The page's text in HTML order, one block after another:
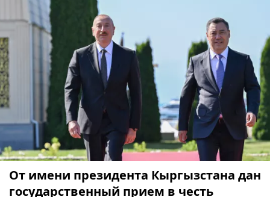
От имени президента Кыргызстана дан
государственный прием в честь